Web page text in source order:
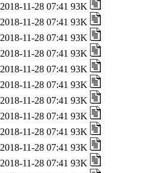
2018-11-28 07:41 93K
2018-11-28 07:41 93K
2018-11-28 07:41 93K
2018-11-28 07:41 93K
2018-11-28 07:41 93K
2018-11-28 07:41 93K
2018-11-28 07:41 93K
2018-11-28 07:41 93K
2018-11-28 07:41 93K
2018-11-28 07:41 93K
2018-11-28 07:41 93K